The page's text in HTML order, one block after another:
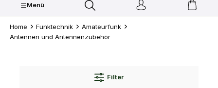
Menü
Home Funktechnik
Amateurfunk
Antennen und Antennenzubehör
Filter